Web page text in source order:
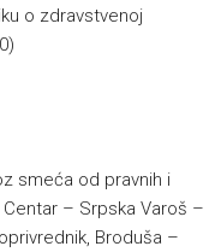
o zdravstvenoj
smeća od pravnih i
– Srpska Varoš –
Broduša –